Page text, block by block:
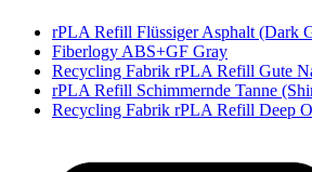
rPLA Refill Flüssiger Asphalt (Dark
Fiberlogy ABS+GF Gray
Recycling Fabrik rPLA Refill Gute
rPLA Refill Schimmernde Tanne
Recycling Fabrik rPLA Refill Deep